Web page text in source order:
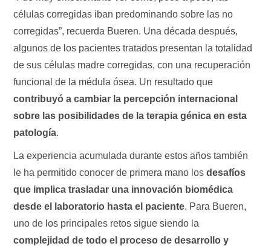
células corregidas iban predominando sobre las no
corregidas”, recuerda Bueren. Una década después,
algunos de los pacientes tratados presentan la totalidad
de sus células madre corregidas, con una recuperación
funcional de la médula ósea. Un resultado que
contribuyó a cambiar la percepción internacional
sobre las posibilidades de la terapia génica en esta
patología.
La experiencia acumulada durante estos años también
le ha permitido conocer de primera mano losdesafíos
que implica trasladar una innovación biomédica
desde el laboratorio hasta el paciente. Para Bueren,
uno de los principales retos sigue siendo la
complejidad de todo el proceso de desarrollo y